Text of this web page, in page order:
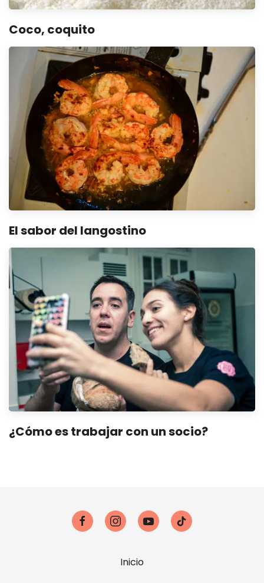
Coco, coquito
El sabor del langostino
¿Cómo es trabajar con un socio?
Inicio